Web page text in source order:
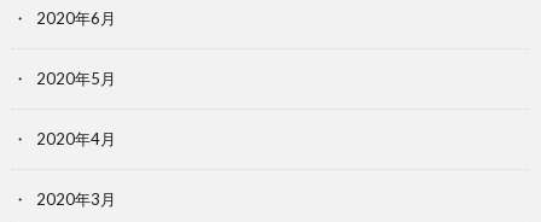
2020年6月
2020年5月
2020年4月
2020年3月